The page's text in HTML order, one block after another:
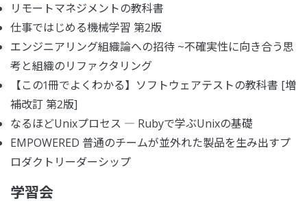
リモートマネジメントの教科書
仕事ではじめる機械学習 第2版
エンジニアリング組織論への招待 ~不確実性に向き合う思
考と組織のリファクタリング
【この1冊でよくわかる】ソフトウェアテストの教科書 [増
補改訂 第2版]
なるほどUnixプロセス ― Rubyで学ぶUnixの基礎
EMPOWERED 普通のチームが並外れた製品を生み出すプ
ロダクトリーダーシップ
学習会